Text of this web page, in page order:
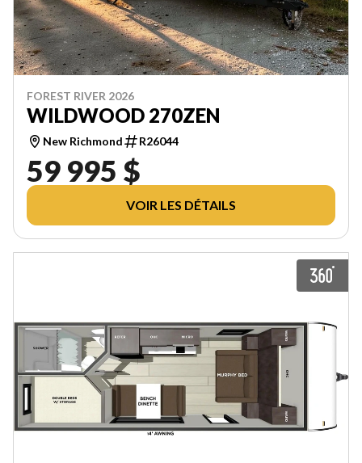
FOREST RIVER 2026
WILDWOOD 270ZEN
New Richmond R26044
59 995 $
VOIR LES DÉTAILS